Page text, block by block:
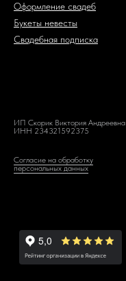
Оформление свадеб
Букеты невесты
Свадебная подписка
ИП Скорик Виктория Андреевна
ИНН 234321592375
Согласие на обработку
персональных данных